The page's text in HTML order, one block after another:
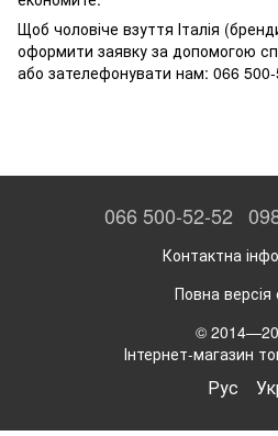
Щоб чоловіче взуття Італія
оформити заявку за допомогою
або зателефонувати нам: 066
066 500-52-52
Контактна
Повна версія
©
Інтернет-магазин
Рус